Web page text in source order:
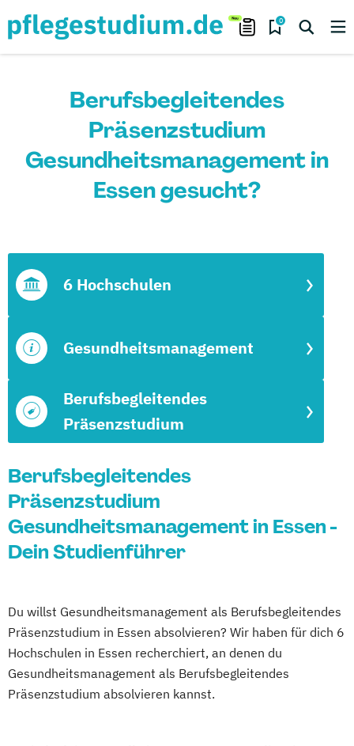
0
Berufsbegleitendes
Präsenzstudium
Gesundheitsmanagement in
Essen gesucht?
Berufsbegleitendes
Präsenzstudium
Gesundheitsmanagement
6 Hochschulen
Berufsbegleitendes
Präsenzstudium
Gesundheitsmanagement in Essen -
Dein Studienführer
Du willst Gesundheitsmanagement als Berufsbegleitendes
Präsenzstudium in Essen absolvieren? Wir haben für dich 6
Hochschulen in Essen recherchiert, an denen du
Gesundheitsmanagement als Berufsbegleitendes
Präsenzstudium absolvieren kannst.